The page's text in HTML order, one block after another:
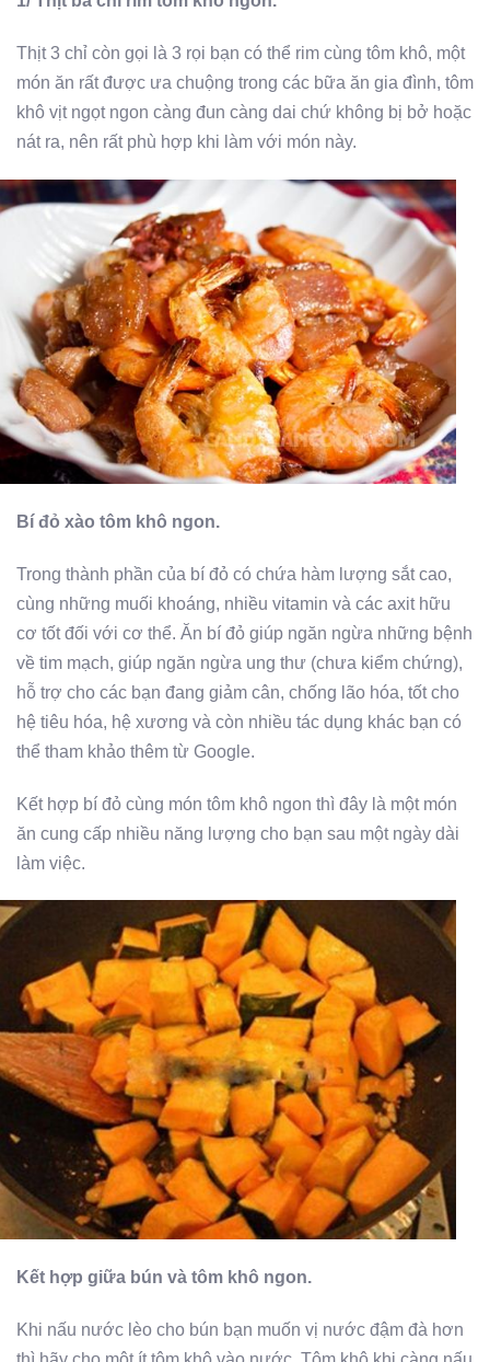
Thịt 3 chỉ còn gọi là 3 rọi bạn có thể rim cùng tôm khô, một
món ăn rất được ưa chuộng trong các bữa ăn gia đình, tôm
khô vịt ngọt ngon càng đun càng dai chứ không bị bở hoặc
nát ra, nên rất phù hợp khi làm với món này.
Bí đỏ xào tôm khô ngon.
Trong thành phần của bí đỏ có chứa hàm lượng sắt cao,
cùng những muối khoáng, nhiều vitamin và các axit hữu
cơ tốt đối với cơ thể. Ăn bí đỏ giúp ngăn ngừa những bệnh
về tim mạch, giúp ngăn ngừa ung thư (chưa kiểm chứng),
hỗ trợ cho các bạn đang giảm cân, chống lão hóa, tốt cho
hệ tiêu hóa, hệ xương và còn nhiều tác dụng khác bạn có
thể tham khảo thêm từ Google.
Kết hợp bí đỏ cùng món tôm khô ngon thì đây là một món
ăn cung cấp nhiều năng lượng cho bạn sau một ngày dài
làm việc.
Kết hợp giữa bún và tôm khô ngon.
Khi nấu nước lèo cho bún bạn muốn vị nước đậm đà hơn